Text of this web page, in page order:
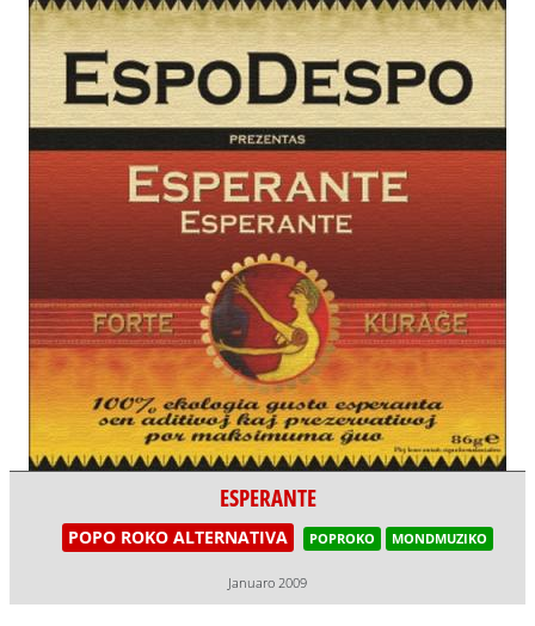
ESPERANTE
POPO ROKO ALTERNATIVA POPROKO MONDMUZIKO
Januaro 2009